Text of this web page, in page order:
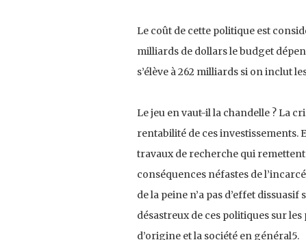
Le coût de cette politique est
milliards de dollars le budget
s’élève à 262 milliards si on inclut
Le jeu en vaut-il la chandelle ? La
rentabilité de ces investissements.
travaux de recherche qui
conséquences néfastes de
de la peine n’a pas d’effet
désastreux de ces politiques sur
d’origine et la société en général5.